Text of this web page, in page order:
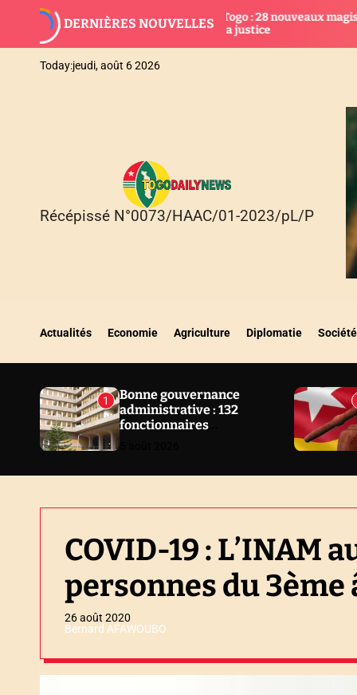
DERNIÈRES NOUVELLES
Togo : 28 nouveaux magistrats intégrés dans
la justice
Today:jeudi, août 6 2026
T
L
E
W
S
Récépissé N°0073/HAAC/01-2023/pL/P
Actualités Economie Agriculture Diplomatie Société
1
Bonne gouvernance
administrative : 132
fonctionnaires
COVID-19 : L’INAM
personnes du 3ème
26 août 2020
Bernard AFAWOUBO